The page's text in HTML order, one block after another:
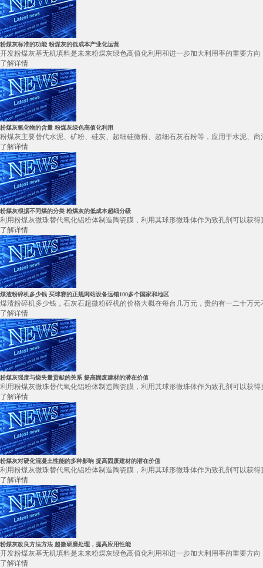
粉煤灰标准的功能 粉煤灰的低成本产业化运营
开发粉煤灰基无机填料是未来粉煤灰绿色高值化利用和进一步加大利用率的重要方
了解详情
粉煤灰氧化物的含量 粉煤灰绿色高值化利用
粉煤灰主要替代水泥、矿粉、硅灰、超细硅微粉、超细石灰石粉等，应用于水泥、
了解详情
粉煤灰根据不同煤的分类 粉煤灰的低成本超细分级
利用粉煤灰微珠替代氧化铝粉体制造陶瓷膜，利用其球形微珠体作为致孔剂可以获
了解详情
煤渣粉碎机多少钱 买球赛的正规网站设备远销100多个国家和地区
煤渣粉碎机多少钱，石灰石超微粉碎机的价格大概在每台几万元，贵的有一二十万
了解详情
粉煤灰强度与烧失量贡献的关系 提高固废建材的潜在价值
利用粉煤灰微珠替代氧化铝粉体制造陶瓷膜，利用其球形微珠体作为致孔剂可以获
了解详情
粉煤灰对硬化混凝土性能的多种影响 提高固废建材的潜在价值
利用粉煤灰微珠替代氧化铝粉体制造陶瓷膜，利用其球形微珠体作为致孔剂可以获
了解详情
粉煤灰改良方法方法 超微研磨处理，提高应用性能
开发粉煤灰基无机填料是未来粉煤灰绿色高值化利用和进一步加大利用率的重要方
了解详情